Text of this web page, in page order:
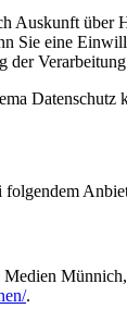
Auskunft
Sie eine
der
Datenschutz
folgendem
Münnich,
.